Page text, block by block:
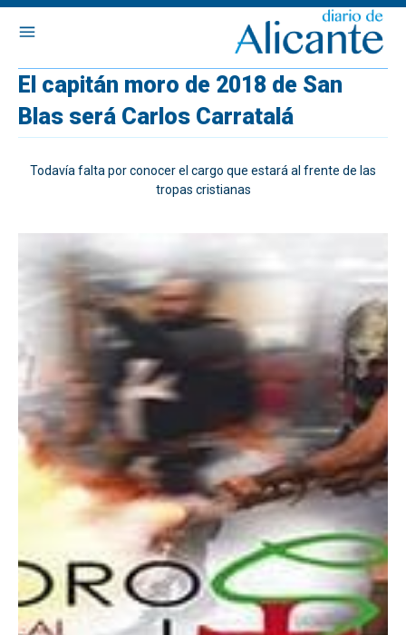
El capitán moro de 2018 de San
Blas será Carlos Carratalá
Todavía falta por conocer el cargo que estará al frente de las
tropas cristianas